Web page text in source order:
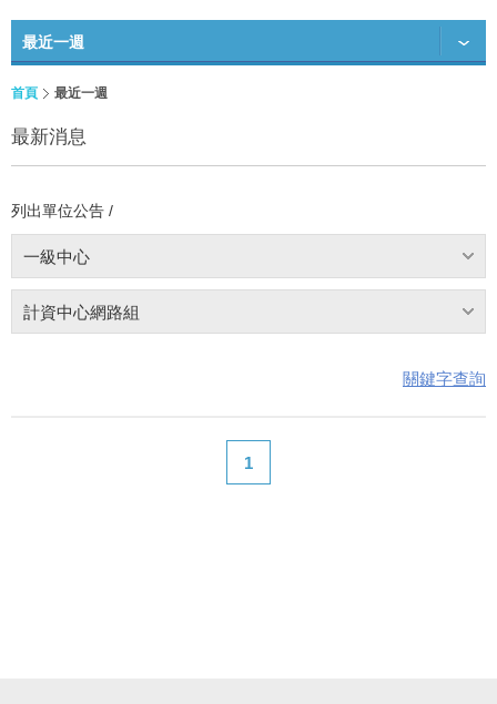
最近一週
首頁 最近一週
最新消息
列出單位公告 /
一級中心
計資中心網路組
關鍵字查詢
1